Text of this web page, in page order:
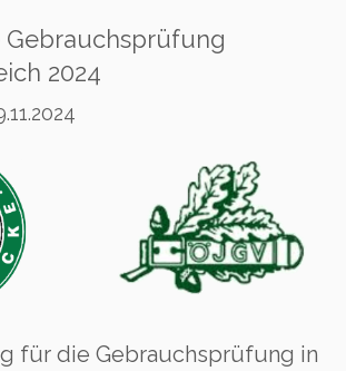
2024
für die Gebrauchsprüfung in